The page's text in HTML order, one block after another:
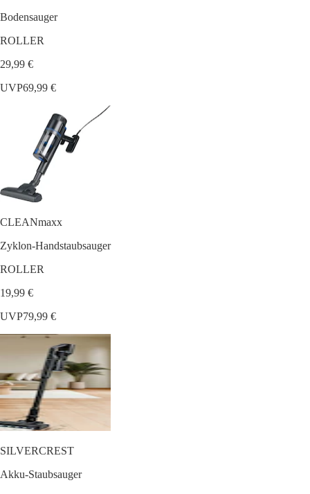
Bodensauger
ROLLER
29,99 €
UVP69,99 €
CLEANmaxx
Zyklon-Handstaubsauger
ROLLER
19,99 €
UVP79,99 €
SILVERCREST
Akku-Staubsauger